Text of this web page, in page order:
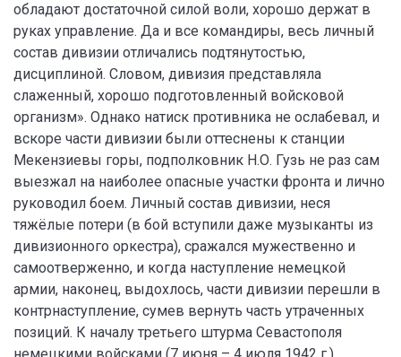
обладают достаточной силой воли, хорошо держат в
руках управление. Да и все командиры, весь личный
состав дивизии отличались подтянутостью,
дисциплиной. Словом, дивизия представляла
слаженный, хорошо подготовленный войсковой
организм». Однако натиск противника не ослабевал, и
вскоре части дивизии были оттеснены к станции
Мекензиевы горы, подполковник Н.О. Гузь не раз сам
выезжал на наиболее опасные участки фронта и лично
руководил боем. Личный состав дивизии, неся
тяжёлые потери (в бой вступили даже музыканты из
дивизионного оркестра), сражался мужественно и
самоотверженно, и когда наступление немецкой
армии, наконец, выдохлось, части дивизии перешли в
контрнаступление, сумев вернуть часть утраченных
позиций. К началу третьего штурма Севастополя